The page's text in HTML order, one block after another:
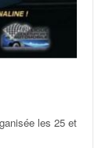
les 25 et